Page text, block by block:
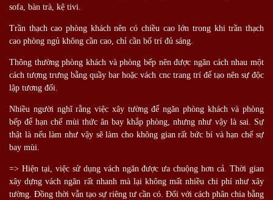
sofa, bàn trà, kệ tivi.
Trần thạch cao phòng khách nên có chiều cao lớn trong khi trần thạch
cao phòng ngủ không cần cao, chỉ cần bố trí đủ sáng.
Thông thường phòng khách và phòng bếp nên được ngăn cách nhau một
cách tượng trưng bằng quầy bar hoặc vách cnc trang trí để tạo nên sự độc
lập tương đối.
Nhiều người nghĩ rằng việc xây tường để ngăn phòng khách và phòng
bếp để hạn chế mùi thức ăn bay khắp phòng, nhưng như vậy là sai. Sự
thật là nếu làm như vậy sẽ làm cho không gian rất bức bí và hạn chế sự
bay mùi.
=> Hiện tại, việc sử dụng vách ngăn được ưa chuộng hơn cả. Thời gian
xây dựng vách ngăn rất nhanh mà lại không mất nhiều chi phí như xây
tường. Đồng thời vẫn tạo sự riêng tư cần có. Đối với cách phân chia bằng